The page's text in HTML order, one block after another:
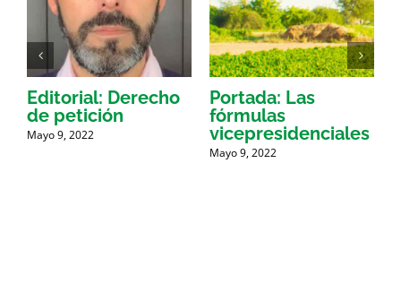
Editorial: Derecho
de petición
Mayo 9, 2022
Portada: Las
fórmulas
vicepresidenciales
Mayo 9, 2022